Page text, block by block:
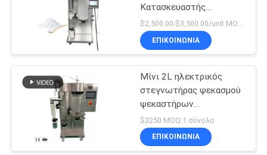
Κατασκευαστής
συσκευής στεγνωτήρα
με ψεκασμό για χυμό
καφέ
ΕΠΙΚΟΙΝΩΝΙΑ
Μίνι 2L ηλεκτρικός
στεγνωτήρας ψεκασμού
ψεκαστήρων
φυγοκεντρικός για το
μικρό εργαστήριο 3kw
φρούτων
$3250 MOQ:1 σύνολο
ΕΠΙΚΟΙΝΩΝΙΑ